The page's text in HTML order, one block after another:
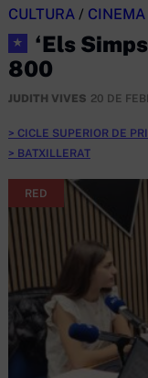
CULTURA / CINEMA
★
‘Els
800
JUDITH VIVES 20 DE
CICLE SUPERIOR DE
BATXILLERAT
RED